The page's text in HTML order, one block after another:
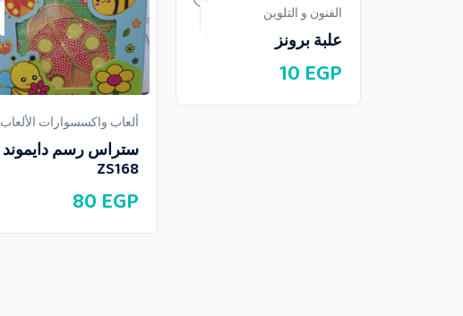
الفنون و التلوين
علبة برونز
10 EGP
ألعاب واكسسوارات الألعاب
ستراس رسم دايموند
ZS168
80 EGP